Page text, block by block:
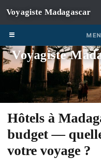
Skip to content
Voyagiste
Hôtels à
budget —
votre voyage ?